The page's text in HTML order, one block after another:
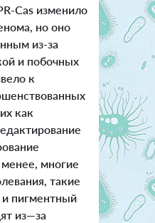
Cas изменило
но оно
из-за
и побочных
к
как
многие
такие
пигментный
из—за